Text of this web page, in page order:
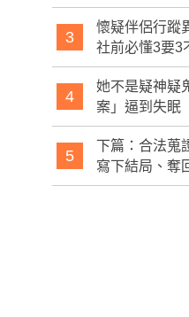
3
懷疑伴侶行蹤
社前必懂3要3
4
她不是疑神疑
案」逼到失眠
5
下篇：合法蒐
寫下結局、奪